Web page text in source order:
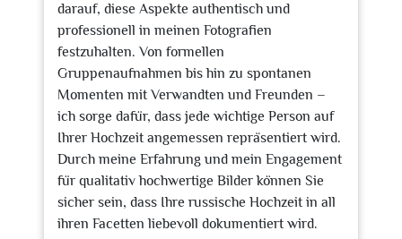
darauf, diese Aspekte authentisch und
professionell in meinen Fotografien
festzuhalten. Von formellen
Gruppenaufnahmen bis hin zu spontanen
Momenten mit Verwandten und Freunden –
ich sorge dafür, dass jede wichtige Person auf
Ihrer Hochzeit angemessen repräsentiert wird.
Durch meine Erfahrung und mein Engagement
für qualitativ hochwertige Bilder können Sie
sicher sein, dass Ihre russische Hochzeit in all
ihren Facetten liebevoll dokumentiert wird.